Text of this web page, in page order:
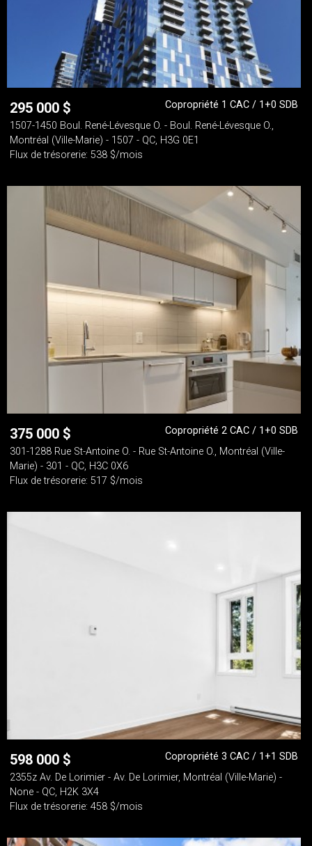
295 000 $
Copropriété 1 CAC / 1+0 SDB
1507-1450 Boul. René-Lévesque O. - Boul. René-Lévesque O.,
Montréal (Ville-Marie) - 1507 - QC, H3G 0E1
Flux de trésorerie: 538 $/mois
375 000 $
Copropriété 2 CAC / 1+0 SDB
301-1288 Rue St-Antoine O. - Rue St-Antoine O., Montréal (Ville-
Marie) - 301 - QC, H3C 0X6
Flux de trésorerie: 517 $/mois
598 000 $
Copropriété 3 CAC / 1+1 SDB
2355z Av. De Lorimier - Av. De Lorimier, Montréal (Ville-Marie) -
None - QC, H2K 3X4
Flux de trésorerie: 458 $/mois